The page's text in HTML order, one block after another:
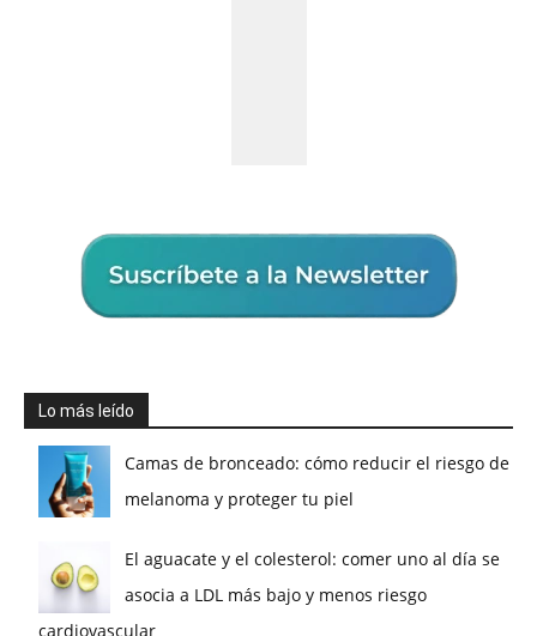
Lo más leído
Camas de bronceado: cómo reducir el riesgo de
melanoma y proteger tu piel
El aguacate y el colesterol: comer uno al día se
asocia a LDL más bajo y menos riesgo
cardiovascular